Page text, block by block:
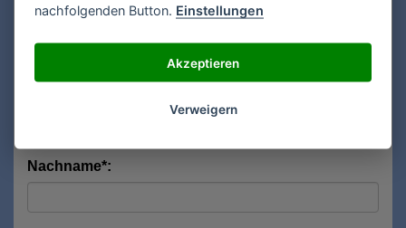
Anrede*:
Nachname*:
nachfolgenden Button. Einstellungen
Akzeptieren
Verweigern